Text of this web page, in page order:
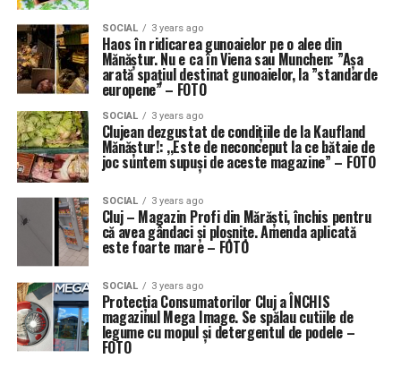
SOCIAL 3 years ago
Haos în ridicarea gunoaielor pe o alee din
Mănăștur. Nu e ca în Viena sau Munchen: ”Așa
arată spațiul destinat gunoaielor, la ”standarde
europene” – FOTO
SOCIAL 3 years ago
Clujean dezgustat de condițiile de la Kaufland
Mănăștur!: ,,Este de neconceput la ce bătaie de
joc suntem supuși de aceste magazine” – FOTO
SOCIAL 3 years ago
Cluj – Magazin Profi din Mărăști, închis pentru
că avea gândaci și ploșnițe. Amenda aplicată
este foarte mare – FOTO
SOCIAL 3 years ago
Protecția Consumatorilor Cluj a ÎNCHIS
magazinul Mega Image. Se spălau cutiile de
legume cu mopul și detergentul de podele –
FOTO